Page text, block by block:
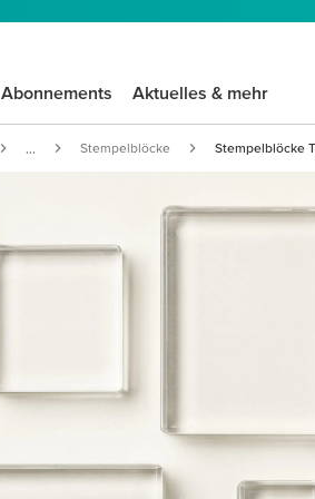
Abonnements Aktuelles & mehr
Stempelblöcke Stempelblöcke